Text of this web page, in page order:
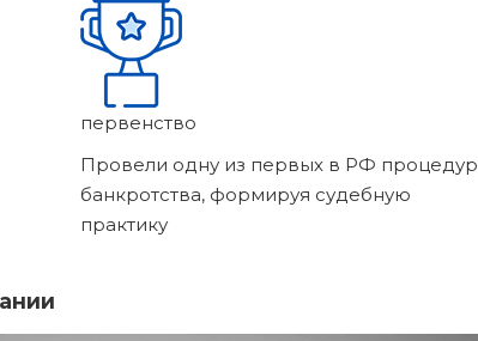
первенство
Провели одну из первых в РФ процедур
банкротства, формируя судебную
практику